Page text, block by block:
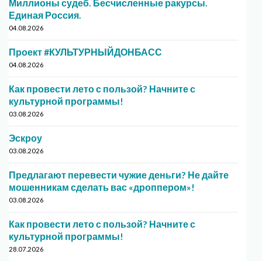
Миллионы судеб. Бесчисленные ракурсы.
Единая Россия.
04.08.2026
Проект #КУЛЬТУРНЫЙДОНБАСС
04.08.2026
Как провести лето с пользой? Начните с
культурной программы!
03.08.2026
Эскроу
03.08.2026
Предлагают перевести чужие деньги? Не дайте
мошенникам сделать вас «дроппером»!
03.08.2026
Как провести лето с пользой? Начните с
культурной программы!
28.07.2026